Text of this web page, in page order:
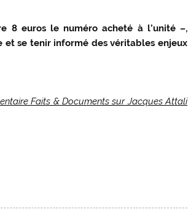
8 euros le numéro acheté à l’unité –,
et se tenir informé des véritables enjeux
Faits & Documents sur Jacques Attali